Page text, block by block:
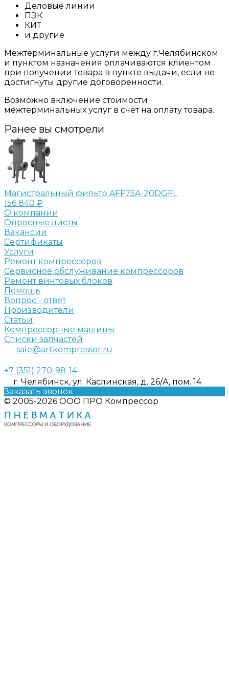
Деловые линии
ПЭК
КИТ
и другие
Межтерминальные услуги между г.Челябинском
и пунктом назначения оплачиваются клиентом
при получении товара в пункте выдачи, если не
достигнуты другие договоренности.
Возможно включение стоимости
межтерминальных услуг в счёт на оплату товара.
Ранее вы смотрели
Магистральный фильтр AFF75A-20DGFL
156 840 ₽
О компании
Опросные листы
Вакансии
Сертификаты
Услуги
Ремонт компрессоров
Сервисное обслуживание компрессоров
Ремонт винтовых блоков
Помощь
Вопрос - ответ
Производители
Статьи
Компрессорные машины
Списки запчастей
sale@artkompressor.ru
+7 (351) 270-98-14
г. Челябинск, ул. Каслинская, д. 26/А, пом. 14
Заказать звонок
© 2005-2026 ООО ПРО Компрессор